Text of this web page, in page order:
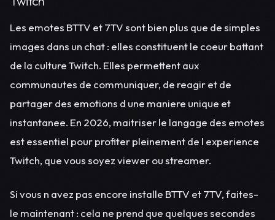
Les emotes BTTV et 7TV sont bien plus que de simples
images dans un chat : elles constituent le coeur battant
de la culture Twitch. Elles permettent aux
communautes de communiquer, de reagir et de
partager des emotions d une maniere unique et
instantanee. En 2026, maitriser le langage des emotes
est essentiel pour profiter pleinement de l experience
Twitch, que vous soyez viewer ou streamer.
Si vous n avez pas encore installe BTTV et 7TV, faites-
le maintenant : cela ne prend que quelques secondes